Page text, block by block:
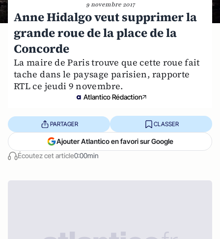
9 novembre 2017
Anne Hidalgo veut supprimer la
grande roue de la place de la
Concorde
La maire de Paris trouve que cette roue fait
tache dans le paysage parisien, rapporte
RTL ce jeudi 9 novembre.
Atlantico Rédaction
Écoutez cet article0:00min
PARTAGER CLASSER
Ajouter Atlantico en favori sur Google